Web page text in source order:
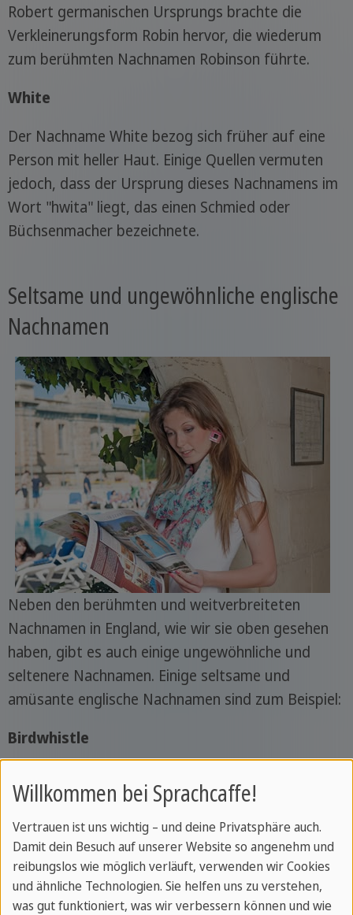
Robert germanischen Ursprungs brachte die
Verkleinerungsform Robin hervor, die wiederum
zum berühmten Nachnamen Robinson führte.
White
Der Nachname White bezog sich früher auf eine
Person mit heller Haut. Einige Quellen vermuten
jedoch, dass der Ursprung dieses Nachnamens im
Wort "hwita" liegt, das einen Schmied oder
Büchsenmacher bezeichnete.
Seltsame und ungewöhnliche englische
Nachnamen
Neben den berühmten und weitverbreiteten
Nachnamen in England, wie wir sie oben gesehen
haben, gibt es auch einige ungewöhnliche und
seltenere Nachnamen. Einige seltsame und
amüsante englische Nachnamen sind zum Beispiel:
Birdwhistle
von Vogelnestern hatten.
Winterbottom
Der Nachname Winterbottom war ursprünglich
Bauern vorbehalten, die im Winter im Tal lebten
Willkommen bei Sprachcaffe!
Vertrauen ist uns wichtig – und deine Privatsphäre auch.
Damit dein Besuch auf unserer Website so angenehm und
reibungslos wie möglich verläuft, verwenden wir Cookies
und ähnliche Technologien. Sie helfen uns zu verstehen,
was gut funktioniert, was wir verbessern können und wie